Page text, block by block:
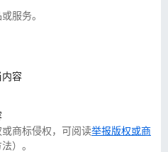
加
服务。
容
商标侵权，可阅读举报版权或商
）。